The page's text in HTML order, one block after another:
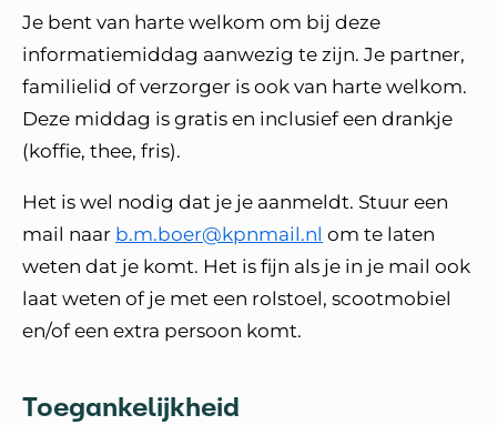
Je bent van harte welkom om bij deze
informatiemiddag aanwezig te zijn. Je partner,
familielid of verzorger is ook van harte welkom.
Deze middag is gratis en inclusief een drankje
(koffie, thee, fris).
Het is wel nodig dat je je aanmeldt. Stuur een
mail naar b.m.boer@kpnmail.nl om te laten
weten dat je komt. Het is fijn als je in je mail ook
laat weten of je met een rolstoel, scootmobiel
en/of een extra persoon komt.
Toegankelijkheid